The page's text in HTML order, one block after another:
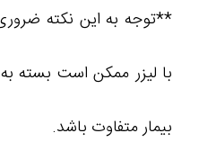
**توجه به این نکته
با لیزر ممکن است
بیمار متفاوت باشد.